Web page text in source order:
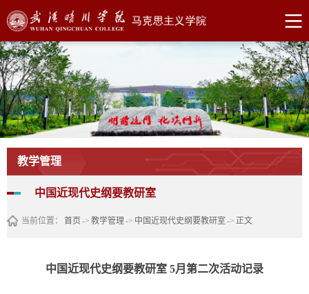
教学管理
中国近现代史纲要教研室
当前位置： 首页 -> 教学管理 -> 中国近现代史纲要教研室 -> 正文
中国近现代史纲要教研室 5月第二次活动记录